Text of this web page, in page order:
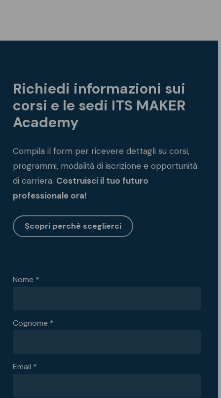
Richiedi informazioni sui
corsi e le sedi ITS MAKER
Academy
Compila il form per ricevere dettagli su corsi,
programmi, modalità di iscrizione e opportunità
di carriera. Costruisci il tuo futuro
professionale ora!
Scopri perchè sceglierci
Nome *
Cognome *
Email *